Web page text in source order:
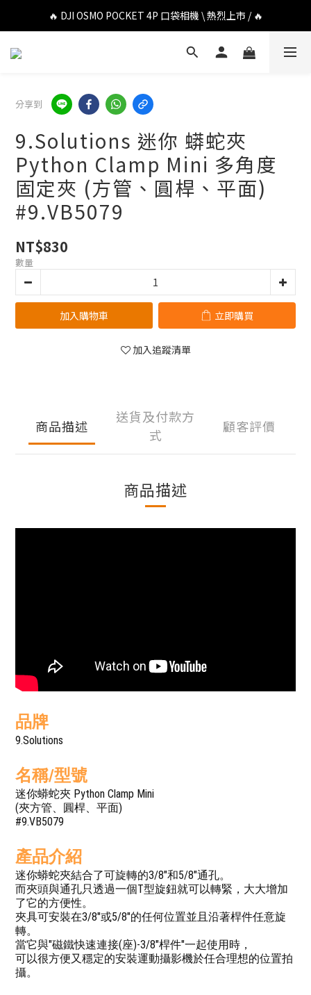
🔥 DJI OSMO POCKET 4P 口袋相機 \ 熱烈上市 / 🔥
🔥 DJI OSMO POCKET 4P 口袋相機 \ 熱烈上市 / 🔥
🔥 Insta360 Luna Ultra 雲台相機 \ 熱烈上市 / 🔥
🔥 DJI OSMO POCKET 4P 口袋相機 \ 熱烈上市 / 🔥
分享到
9.Solutions 迷你 蟒蛇夾
Python Clamp Mini 多角度
固定夾 (方管、圓桿、平面)
#9.VB5079
NT$830
數量
加入購物車 立即購買
加入追蹤清單
商品描述
送貨及付款方
式
顧客評價
商品描述
品牌
9.Solutions
名稱/型號
迷你蟒蛇夾 Python Clamp Mini
(夾方管、圓桿、平面)
#9.VB5079
產品介紹
迷你蟒蛇夾結合了可旋轉的3/8"和5/8"通孔。
而夾頭與通孔只透過一個T型旋鈕就可以轉緊，大大增加
了它的方便性。
夾具可安裝在3/8"或5/8"的任何位置並且沿著桿件任意旋
轉。
當它與"磁鐵快速連接(座)-3/8"桿件"一起使用時，
可以很方便又穩定的安裝運動攝影機於任合理想的位置拍
攝。